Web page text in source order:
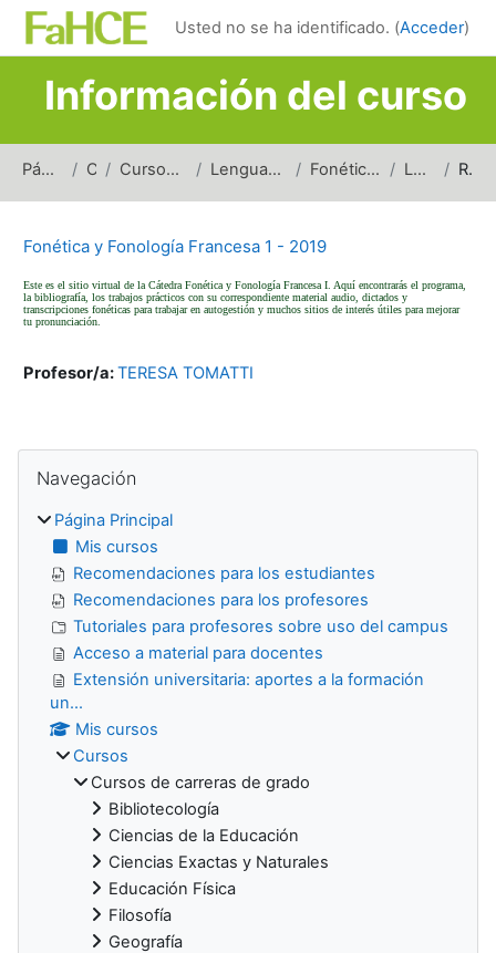
Salta al contenido principal
Usted no se ha identificado. (Acceder)
Información del curso
Página Principal Cursos Cursos de carreras de grado Lenguas y Literaturas Modernas Fonética y Fonología Francesa LM_FFF1_2019 Resumen
Fonética y Fonología Francesa 1 - 2019
Este es el sitio virtual de la Cátedra Fonética y Fonología Francesa I. Aquí encontrarás el programa,
la bibliografía, los trabajos prácticos con su correspondiente material audio, dictados y
transcripciones fonéticas para trabajar en autogestión y muchos sitios de interés útiles para mejorar
tu pronunciación.
Profesor/a:TERESA TOMATTI
Bloques
Navegación
Página Principal
Mis cursos
Recomendaciones para los estudiantes
Recomendaciones para los profesores
Tutoriales para profesores sobre uso del campus
Acceso a material para docentes
Extensión universitaria: aportes a la formación
un...
Mis cursos
Cursos
Cursos de carreras de grado
Bibliotecología
Ciencias de la Educación
Ciencias Exactas y Naturales
Educación Física
Filosofía
Geografía